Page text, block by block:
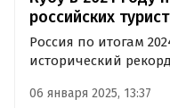
российских
Россия по итогам
исторический
ссылкой на
06 января 2025, 13:37